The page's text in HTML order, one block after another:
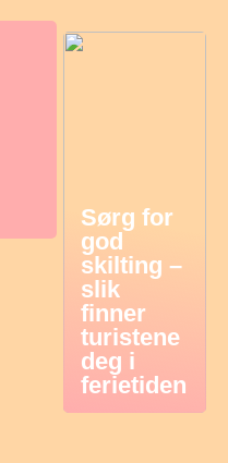
Sørg for
god
skilting –
slik
finner
turistene
deg i
ferietiden